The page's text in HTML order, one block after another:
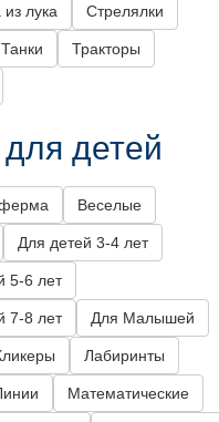
лука Стрелялки
Танки Тракторы
детей
Веселые
Для детей 3-4 лет
5-6 лет
7-8 лет Для Малышей
Лабиринты
Математические